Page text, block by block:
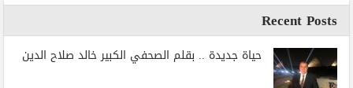
Recent Posts
حياة جديدة .. بقلم الصحفي الكبير خالد صلاح الدين